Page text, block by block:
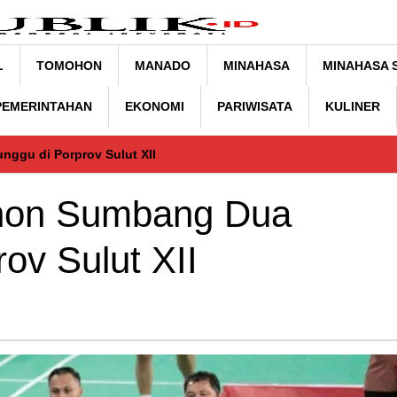
TOMOHON MANADO MINAHASA MINAHASA
EKONOMI PARIWISATA KULINER
di Porprov Sulut XII
Sumbang Dua
Sulut XII